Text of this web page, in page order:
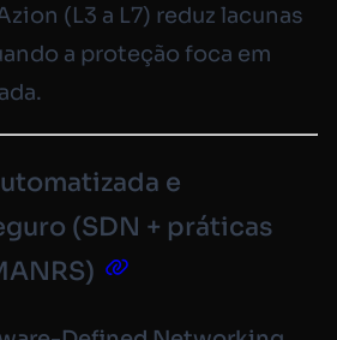
(L3 a L7) reduz lacunas
a proteção foca em
e
(SDN + práticas